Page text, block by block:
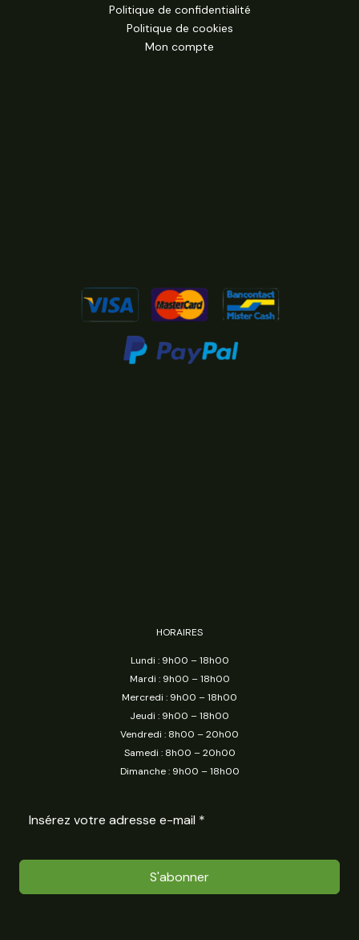
Politique de confidentialité
Politique de cookies
Mon compte
HORAIRES
Lundi : 9h00 – 18h00
Mardi : 9h00 – 18h00
Mercredi : 9h00 – 18h00
Jeudi : 9h00 – 18h00
Vendredi : 8h00 – 20h00
Samedi : 8h00 – 20h00
Dimanche : 9h00 – 18h00
S'abonner